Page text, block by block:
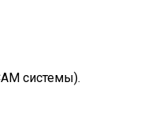
системы).